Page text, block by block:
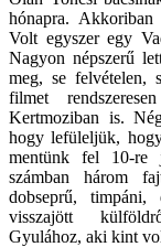
hónapra.
Volt egyszer egy
Nagyon népszerű
meg, se felvételen,
filmet
Kertmoziban is.
hogy lefüleljük,
mentünk fel 10-re
számban három
dobseprű,
visszajött
Gyulához, aki kint